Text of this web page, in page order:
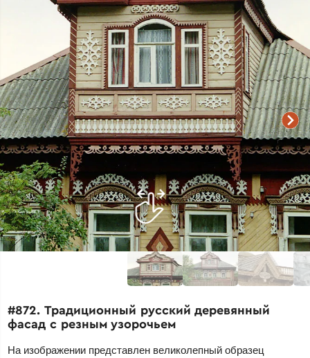
#872. Традиционный русский деревянный
фасад с резным узорочьем
На изображении представлен великолепный образец